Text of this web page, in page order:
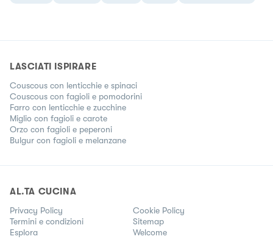
LASCIATI ISPIRARE
Couscous con lenticchie e spinaci
Couscous con fagioli e pomodorini
Farro con lenticchie e zucchine
Miglio con fagioli e carote
Orzo con fagioli e peperoni
Bulgur con fagioli e melanzane
AL.TA CUCINA
Privacy Policy
Cookie Policy
Termini e condizioni
Sitemap
Esplora
Welcome